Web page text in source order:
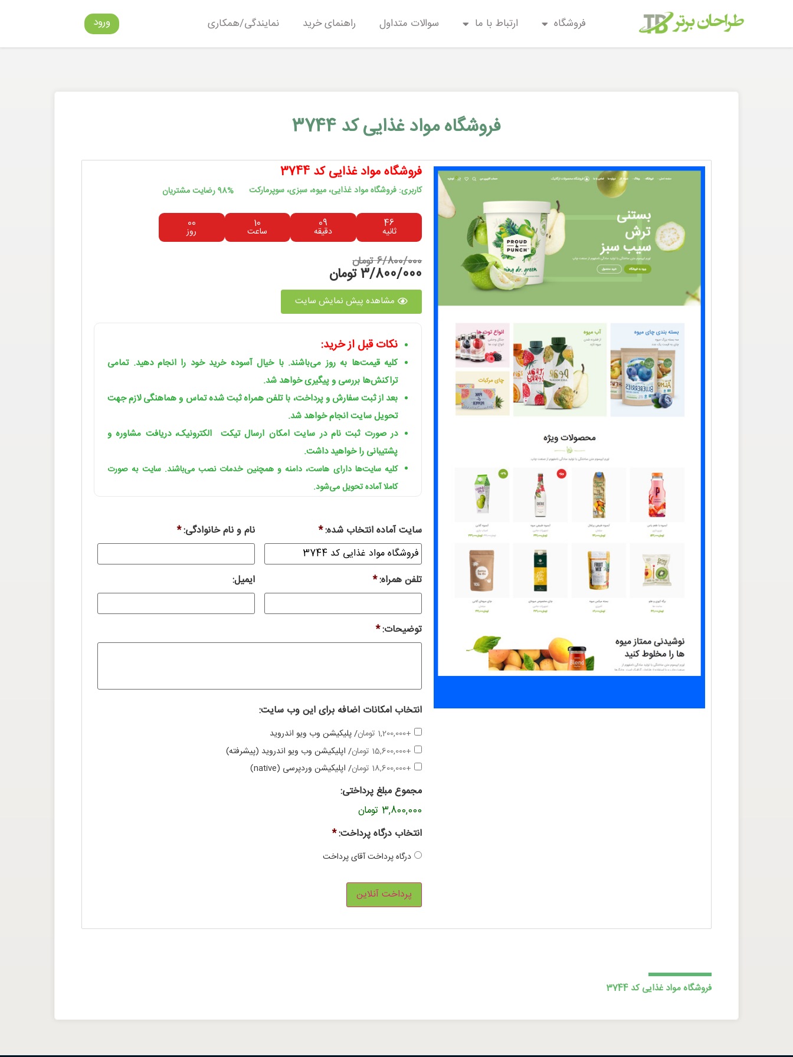
فروشگاه ارتباط با ما سوالات متداول راهنمای خرید نمایندگی/همکاری ورود
فروشگاه مواد غذایی کد 3744
فروشگاه مواد غذایی کد 3744
98% رضایت مشتریان کاربری: فروشگاه مواد غذایی، میوه، سبزی، سوپرمارکت
00
روز
10
ساعت
09
دقیقه
46
ثانیه
6/800/000 تومان
3/800/000 تومان
مشاهده پیش نمایش سایت
نکات قبل از خرید:
کلیه قیمت‌ها به روز می‌باشند. با خیال آسوده خرید خود را انجام دهید. تمامی
تراکنش‌ها بررسی و پیگیری خواهد شد.
بعد از ثبت سفارش و پرداخت، با تلفن همراه ثبت شده تماس و هماهنگی لازم جهت
تحویل سایت انجام خواهد شد.
در صورت ثبت نام در سایت امکان ارسال تیکت الکترونیک، دریافت مشاوره و
پشتیبانی را خواهید داشت.
کلیه سایت‌ها دارای هاست، دامنه و همچنین خدمات نصب می‌باشند. سایت به صورت
کاملا آماده تحویل می‌شود.
سایت آماده انتخاب شده:* نام و نام خانوادگی:*
تلفن همراه:* ایمیل:
توضیحات:*
انتخاب امکانات اضافه برای این وب سایت:
/ پلیکیشن وب ویو اندروید
+1,200,000 تومان
/ اپلیکیشن وب ویو اندروید (پیشرفته)
+15,600,000 تومان
/ اپلیکیشن وردپرسی (native)
+18,600,000 تومان
مجموع مبلغ پرداختی:
3,800,000 تومان
انتخاب درگاه پرداخت:*
درگاه پرداخت آقای پرداخت
فروشگاه مواد غذایی کد 3744